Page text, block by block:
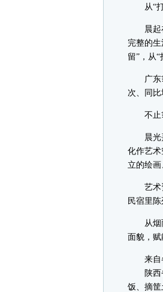
从“打
晨起在
完整的
留”，从“
广东翁
次、同比
不止翁
晨光熹
化作艺
立的绘画
艺术资
民宿里
从烟雨
面貌，赋
来自各
陕西省
饭、摘